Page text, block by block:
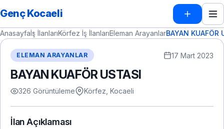
Genç Kocaeli
Anasayfaİş İlanlarıKörfez İş İlanlarıEleman ArayanlarBAYAN KUAFÖR
ELEMAN ARAYANLAR 17 Mart 2023
BAYAN KUAFÖR USTASI
326 Görüntüleme Körfez, Kocaeli
İlan Açıklaması